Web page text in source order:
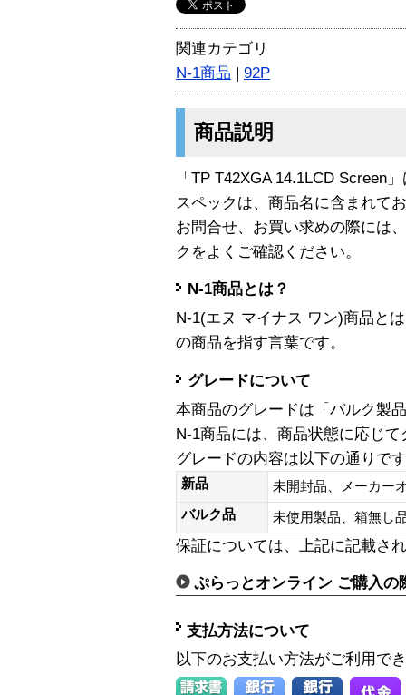
関連カテゴリ
N-1商品 | 92P
商品説明
「TP T42XGA 14.1LCD Screen
スペックは、商品名に含まれて
お問合せ、お買い求めの際には
クをよくご確認ください。
N-1商品とは？
N-1(エヌ マイナス ワン)商品と
の商品を指す言葉です。
グレードについて
本商品のグレードは「バルク製
N-1商品には、商品状態に応じ
グレードの内容は以下の通りで
新品
未開封品、メーカー
バルク品
未使用製品、箱無
保証については、上記に記載さ
ぷらっとオンライン ご購入の
支払方法について
以下のお支払い方法がご利用で